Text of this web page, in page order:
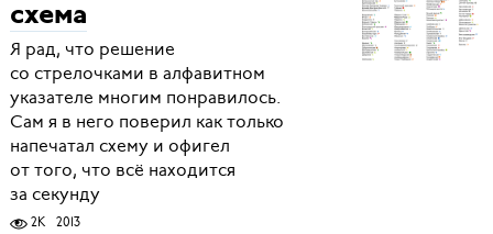
схема
Я рад, что решение
со стрелочками в алфавитном
указателе многим понравилось.
Сам я в него поверил как только
напечатал схему и офигел
от того, что всё находится
за секунду
2K 2013